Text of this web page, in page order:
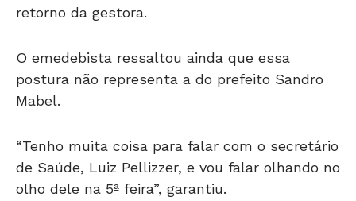
retorno da gestora.
O emedebista ressaltou ainda que essa
postura não representa a do prefeito Sandro
Mabel.
“Tenho muita coisa para falar com o secretário
de Saúde, Luiz Pellizzer, e vou falar olhando no
olho dele na 5ª feira”, garantiu.